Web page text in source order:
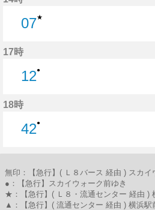
07★
17時
12●
18時
42●
無印：【急行】( Ｌ８バース 経由 ) スカイ
●：【急行】スカイウォーク前ゆき
★：【急行】( Ｌ８・流通センター 経由 )
▲：【急行】( 流通センター 経由 ) 横浜駅